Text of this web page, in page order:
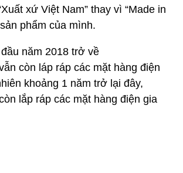
xứ Việt Nam” thay vì “Made in
phẩm của mình.
năm 2018 trở về
còn láp ráp các mặt hàng điện
khoảng 1 năm trở lại đây,
lắp ráp các mặt hàng điện gia